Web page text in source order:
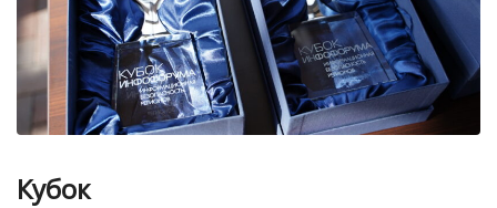
Кубок